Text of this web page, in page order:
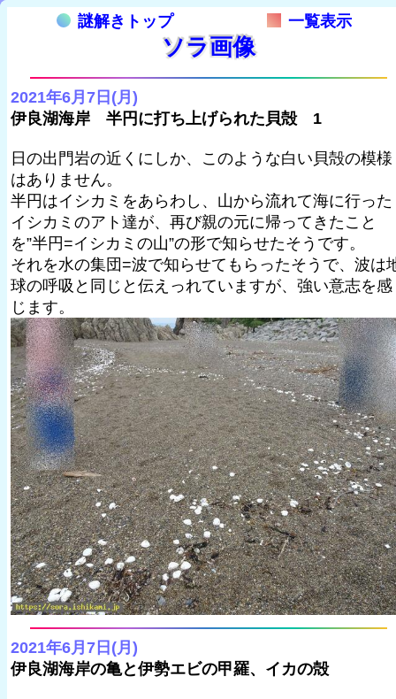
謎解きトップ 一覧表示
ソラ画像
2021年6月7日(月)
伊良湖海岸 半円に打ち上げられた貝殻 1
日の出門岩の近くにしか、このような白い貝殻の模様
はありません。
半円はイシカミをあらわし、山から流れて海に行った
イシカミのアト達が、再び親の元に帰ってきたこと
を”半円=イシカミの山”の形で知らせたそうです。
それを水の集団=波で知らせてもらったそうで、波は
球の呼吸と同じと伝えっれていますが、強い意志を感
じます。
2021年6月7日(月)
伊良湖海岸の亀と伊勢エビの甲羅、イカの殻